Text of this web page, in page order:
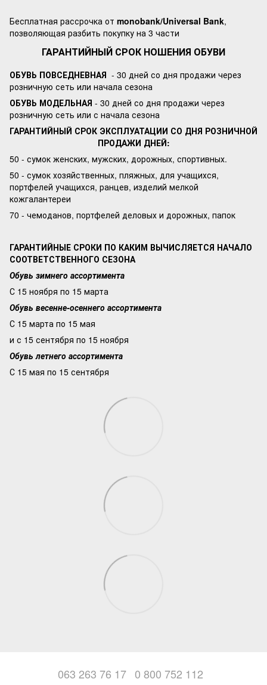
Бесплатная рассрочка от monobank/Universal Bank,
позволяющая разбить покупку на 3 части
ГАРАНТИЙНЫЙ СРОК НОШЕНИЯ ОБУВИ
ОБУВЬ ПОВСЕДНЕВНАЯ - 30 дней со дня продажи через
розничную сеть или начала сезона
ОБУВЬ МОДЕЛЬНАЯ - 30 дней со дня продажи через
розничную сеть или с начала сезона
ГАРАНТИЙНЫЙ СРОК ЭКСПЛУАТАЦИИ СО ДНЯ РОЗНИЧНОЙ
ПРОДАЖИ ДНЕЙ:
50 - сумок женских, мужских, дорожных, спортивных.
50 - сумок хозяйственных, пляжных, для учащихся,
портфелей учащихся, ранцев, изделий мелкой
кожгалантереи
70 - чемоданов, портфелей деловых и дорожных, папок
ГАРАНТИЙНЫЕ СРОКИ ПО КАКИМ ВЫЧИСЛЯЕТСЯ НАЧАЛО
СООТВЕТСТВЕННОГО СЕЗОНА
Обувь зимнего ассортимента
С 15 ноября по 15 марта
Обувь весенне-осеннего ассортимента
С 15 марта по 15 мая
и с 15 сентября по 15 ноября
Обувь летнего ассортимента
С 15 мая по 15 сентября
063 263 76 17 0 800 752 112